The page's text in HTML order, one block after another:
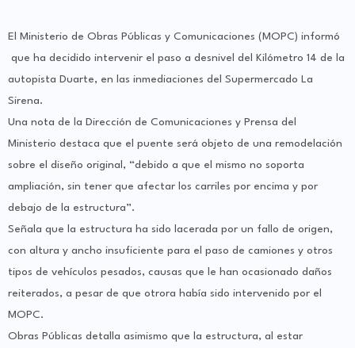
El Ministerio de Obras Públicas y Comunicaciones (MOPC) informó
que ha decidido intervenir el paso a desnivel del Kilómetro 14 de la
autopista Duarte, en las inmediaciones del Supermercado La
Sirena.
Una nota de la Dirección de Comunicaciones y Prensa del
Ministerio destaca que el puente será objeto de una remodelación
sobre el diseño original, “debido a que el mismo no soporta
ampliación, sin tener que afectar los carriles por encima y por
debajo de la estructura”.
Señala que la estructura ha sido lacerada por un fallo de origen,
con altura y ancho insuficiente para el paso de camiones y otros
tipos de vehículos pesados, causas que le han ocasionado daños
reiterados, a pesar de que otrora había sido intervenido por el
MOPC.
Obras Públicas detalla asimismo que la estructura, al estar